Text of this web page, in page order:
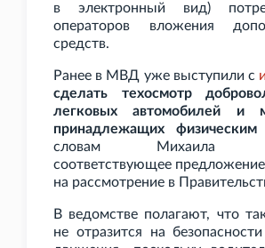
в электронный вид)
операторов вложения
средств.
Ранее в МВД уже выступили с
сделать техосмотр
легковых автомобилей и
принадлежащих
словам Михаила
соответствующее
на рассмотрение в
В ведомстве полагают, что
не отразится на